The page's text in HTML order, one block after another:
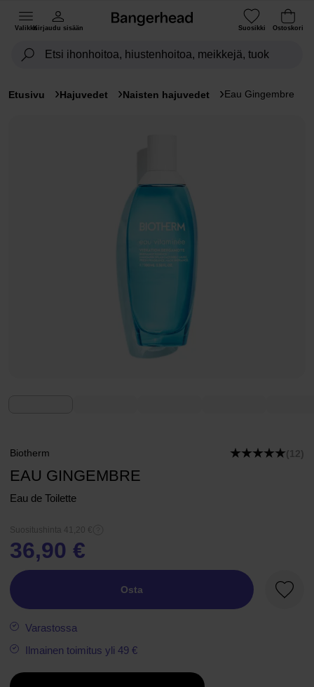
ValikkoKirjaudu sisään Suosikki Ostoskori
Etusivu Hajuvedet Naisten hajuvedet Eau Gingembre
Biotherm (12)
EAU GINGEMBRE
Eau de Toilette
Suositushinta 41,20 €
36,90 €
Osta
Varastossa
Ilmainen toimitus yli 49 €